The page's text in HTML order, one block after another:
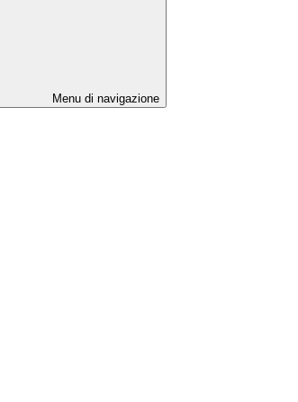
Menu di navigazione